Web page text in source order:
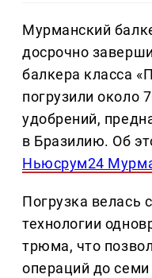
Мурманский
досрочно
балкера класса
погрузили около
удобрений,
в Бразилию. Об
Ньюсрум24
Погрузка велась
технологии
трюма, что
операций до семи